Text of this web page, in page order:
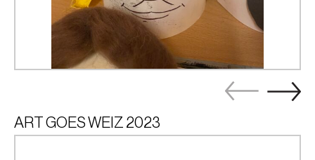
ART GOES WEIZ 2023